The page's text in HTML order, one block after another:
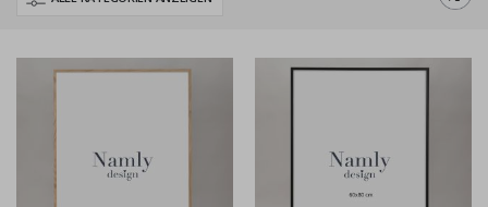
um eine Wand alleine zu verankern und sofort ins Auge zu fallen, wenn
Sie einen Raum betreten. Die Größe eignet sich für Wohnzimmer, Flure,
einen Fine-Art-Druck einrahmen, dieses Format verleiht dem Werk die